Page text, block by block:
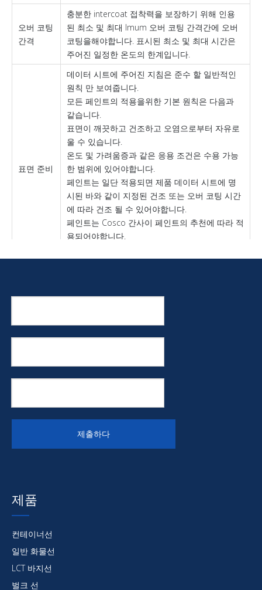
오버 코팅
간격
충분한 intercoat 접착력을 보장하기 위해 인용
된 최소 및 최대 Imum 오버 코팅 간격간에 오버
코팅을해야합니다. 표시된 최소 및 최대 시간은
주어진 일정한 온도의 한계입니다.
표면 준비
데이터 시트에 주어진 지침은 준수 할 일반적인
원칙 만 보여줍니다.
모든 페인트의 적용을위한 기본 원칙은 다음과
같습니다.
표면이 깨끗하고 건조하고 오염으로부터 자유로
울 수 있습니다.
온도 및 가려움증과 같은 응용 조건은 수용 가능
한 범위에 있어야합니다.
페인트는 일단 적용되면 제품 데이터 시트에 명
시된 바와 같이 지정된 건조 또는 오버 코팅 시간
에 따라 건조 될 수 있어야합니다.
페인트는 Cosco 간사이 페인트의 추천에 따라 적
용되어야합니다.
새로운 건설을위한 전형적인 코팅 시스템, 주요 개조
수정 된 코팅 시스템 및 대안은 필요한 서비스 수명
이나 시스템의 성능에 따라 가능합니다.
안전
예방
이 제목 아래에 제품에 대한 의견이 나열되어 있습니
해양 코팅
제출하다
제품
컨테이너선
일반 화물선
LCT 바지선
벌크 선